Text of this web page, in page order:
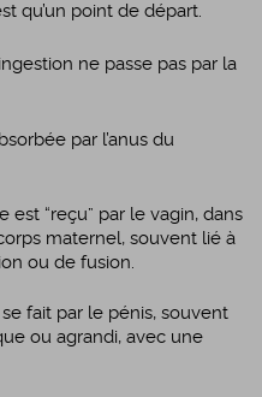
qu’un point de départ.
ne passe pas par la
par l’anus du
est “reçu” par le vagin, dans
maternel, souvent lié à
ou de fusion.
fait par le pénis, souvent
ou agrandi, avec une